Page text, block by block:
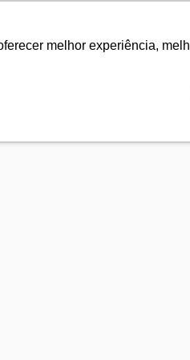
melhor experiência,